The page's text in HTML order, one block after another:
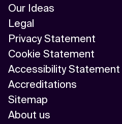
Our Ideas
Legal
Privacy Statement
Cookie Statement
Accessibility Statement
Accreditations
Sitemap
About us